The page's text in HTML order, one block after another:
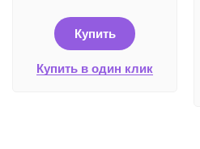
Купить
Купить в один клик